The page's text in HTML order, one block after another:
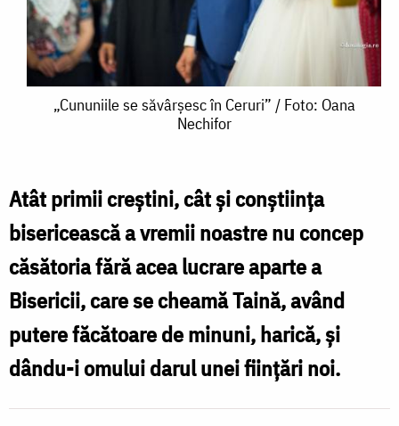
„Cununiile
în
Ceruri”
/
Foto:
Nechifor
„Cununiile se săvârșesc în Ceruri” / Foto: Oana
Nechifor
Atât primii creștini, cât și conștiința
bisericească a vremii noastre nu concep
căsătoria fără acea lucrare aparte a
Bisericii, care se cheamă Taină, având
putere făcătoare de minuni, harică, și
dându-i omului darul unei ființări noi.